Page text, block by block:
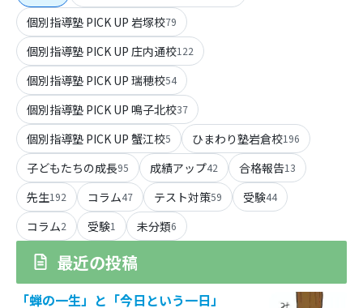
個別指導塾 PICK UP 岩塚校79
個別指導塾 PICK UP 庄内通校122
個別指導塾 PICK UP 瑞穂校54
個別指導塾 PICK UP 鳴子北校37
個別指導塾 PICK UP 蟹江校5 ひまわり塾岩倉校196
子どもたちの成長95 成績アップ42 合格報告13
先生192 コラム47 テスト対策59 受験44
コラム2 受験1 未分類6
最近の投稿
「蝉の一生」と「今日という一日」